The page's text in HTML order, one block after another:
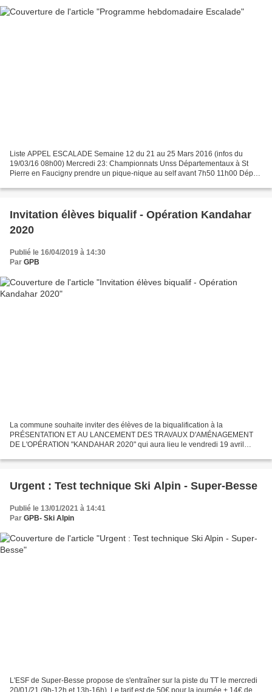
Liste APPEL ESCALADE Semaine 12 du 21 au 25 Mars 2016 (infos du
19/03/16 08h00) Mercredi 23: Championnats Unss Départementaux à St
Pierre en Faucigny prendre un pique-nique au self avant 7h50 11h00 Départ
Invitation élèves biqualif - Opération Kandahar
2020
Publié le 16/04/2019 à 14:30
Par GPB
La commune souhaite inviter des élèves de la biqualification à la
PRÉSENTATION ET AU LANCEMENT DES TRAVAUX D'AMÉNAGEMENT
DE L'OPÉRATION "KANDAHAR 2020" qui aura lieu le vendredi 19 avril
Urgent : Test technique Ski Alpin - Super-Besse
Publié le 13/01/2021 à 14:41
Par GPB- Ski Alpin
L'ESF de Super-Besse propose de s'entraîner sur la piste du TT le mercredi
20/01/21 (9h-12h et 13h-16h). Le tarif est de 50€ pour la journée + 14€ de